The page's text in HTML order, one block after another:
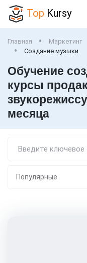
Top Kursy
Главная Маркетинг
Создание музыки
Обучение
курсы
месяца